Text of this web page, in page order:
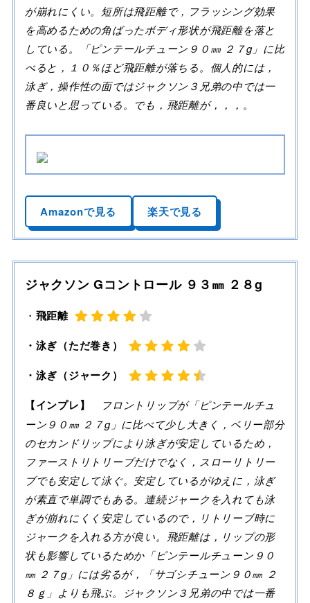
が崩れにくい。短所は飛距離で，フラッシング効果
を高めるための角ばったボディ形状が飛距離を落と
している。「ピンテールチューン９０㎜ ２７g」に比
べると，１０％ほど飛距離が落ちる。個人的には，
泳ぎ，操作性の面ではジャクソン３兄弟の中では一
番良いと思っている。でも，飛距離が，，， 。
Amazonで見る 楽天で見る
ジャクソン Gコントロール ９３㎜ ２８g
・ 飛距離
・泳ぎ（ただ巻き）
・泳ぎ（ジャーク）
【インプレ】
フロントリップが「ピンテールチュ
ーン９０㎜ ２７g」に比べて少し大きく，ベリー部分
のセカンドリップにより泳ぎが安定しているため，
ファーストリトリーブだけでなく，スローリトリー
ブでも安定して泳ぐ。安定しているがゆえに，泳ぎ
が素直で単調でもある。 連続ジャークを入れても泳
ぎが崩れにくく安定しているので，リトリーブ時に
ジャークを入れる方が良い。飛距離は，リップの形
状も影響しているためか「ピンテールチューン９０
㎜ ２７g」には劣るが，「サゴシチューン９０㎜ ２
８ｇ」よりも飛ぶ。ジャクソン３兄弟の中では一番